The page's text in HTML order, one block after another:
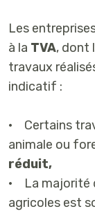
Les
à la TVA, dont
travaux
indicatif :
• Certains
animale ou
réduit,
• La majorité
agricoles est